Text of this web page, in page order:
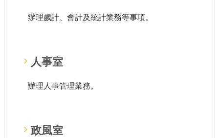
辦理歲計、會計及統計業務等事項。
人事室
辦理人事管理業務。
政風室